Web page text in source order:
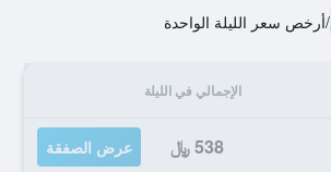
/أرخص سعر الليلة الواحدة
الإجمالي في الليلة
538 ﷼ عرض الصفقة